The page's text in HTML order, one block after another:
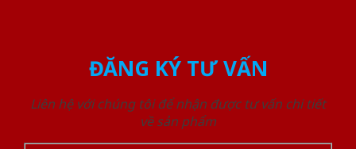
ĐĂNG KÝ TƯ VẤN
Liên hệ với chúng tôi để nhận được tư vấn chi tiết
về sản phẩm